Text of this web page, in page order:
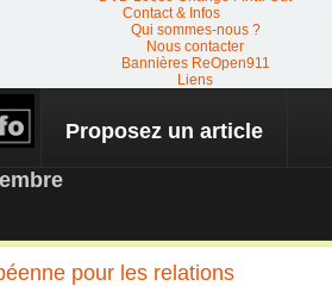
Contact & Infos
Qui sommes-nous ?
Nous contacter
Bannières ReOpen911
Liens
Proposez un article
pour les relations